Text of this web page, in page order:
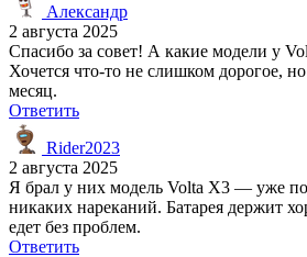
Александр
2 августа 2025
Спасибо за совет! А какие модели у
Хочется что-то не слишком дорогое, но
месяц.
Ответить
Rider2023
2 августа 2025
Я брал у них модель Volta X3 — уже
никаких нареканий. Батарея держит
едет без проблем.
Ответить